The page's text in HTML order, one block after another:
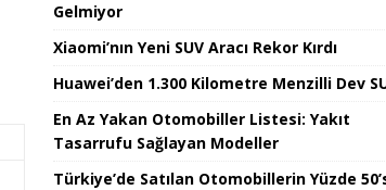
Gelmiyor
Xiaomi’nın Yeni SUV Aracı Rekor Kırdı
Huawei’den 1.300 Kilometre Menzilli Dev
En Az Yakan Otomobiller Listesi: Yakıt
Tasarrufu Sağlayan Modeller
Türkiye’de Satılan Otomobillerin Yüzde